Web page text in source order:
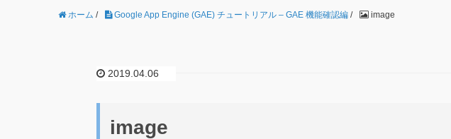
ホーム / Google App Engine (GAE) チュートリアル – GAE 機能確認編 / image
2019.04.06
image